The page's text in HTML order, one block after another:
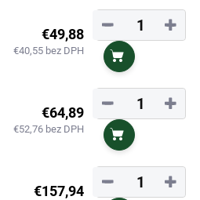
€49,88
€40,55 bez DPH
+
−
Do košíka
€64,89
€52,76 bez DPH
+
−
Do košíka
€157,94 +
−